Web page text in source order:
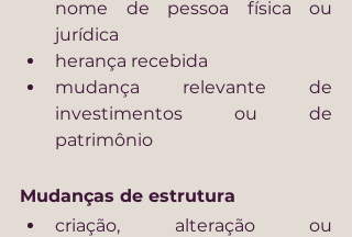
nome de pessoa física ou
jurídica
herança recebida
mudança relevante de
investimentos ou de
patrimônio
Mudanças de estrutura
criação, alteração ou